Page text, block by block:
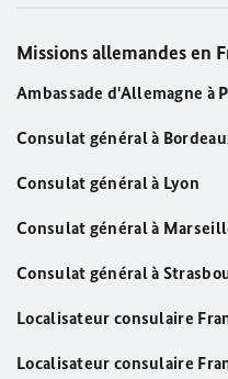
Missions allemandes en
Ambassade d'Allemagne à
Consulat général à
Consulat général à Lyon
Consulat général à
Consulat général à
Localisateur consulaire
Localisateur consulaire